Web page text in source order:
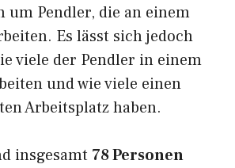
um Pendler, die an einem
Es lässt sich jedoch
viele der Pendler in einem
und wie viele einen
Arbeitsplatz haben.
insgesamt 78 Personen